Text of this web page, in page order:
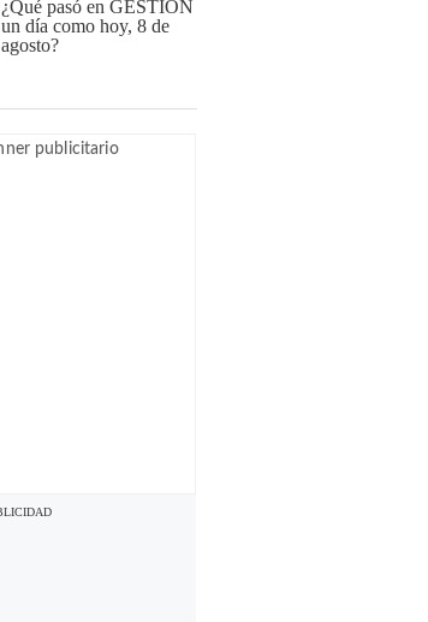
¿Qué pasó en GESTIÓN
un día como hoy, 8 de
agosto?